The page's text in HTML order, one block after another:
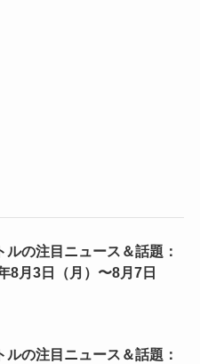
ルの注目ニュース＆話題：
8月3日（月）〜8月7日
ルの注目ニュース＆話題：